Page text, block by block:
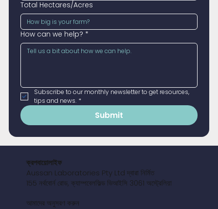
Total Hectares/Acres
How can we help? *
Subscribe to our monthly newsletter to get resources,
tips and news. *
Submit
ক্রপবায়োলাইফ
Aussan Laboratories Pty Ltd দ্বারা নির্মিত
155 নর্থবোর্ন রোড, ক্যাম্পবেলফিল্ড ভিআইসি 3061 অস্ট্রেলিয়া
আমাদের অনুসরণ করুন